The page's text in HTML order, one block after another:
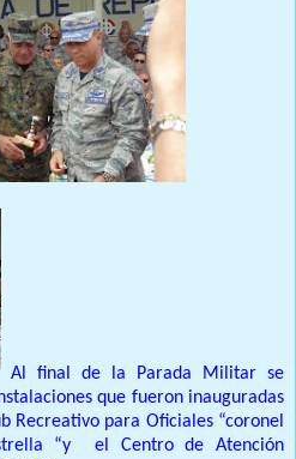
Al final de la Parada Militar se
que fueron inauguradas
Recreativo para Oficiales “coronel
“y
el Centro de Atención